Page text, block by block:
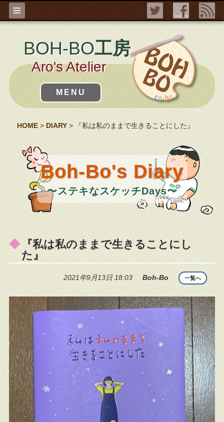
BOH-BO工房
Aro's Atelier
MENU
≡
HOME> DIARY> 『私は私のままで生きることにした』
Boh-Bo's Diary
〜ステキなスケッチDays〜
『私は私のままで生きることにし
た』
2021年9月13日 18:03 Boh-Bo 一覧へ